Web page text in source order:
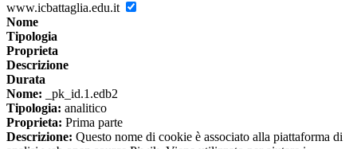
www.icbattaglia.edu.it
Nome
Tipologia
Proprieta
Descrizione
Durata
Nome: _pk_id.1.edb2
Tipologia: analitico
Proprieta: Prima parte
Descrizione: Questo nome di cookie è associato alla piattaforma di